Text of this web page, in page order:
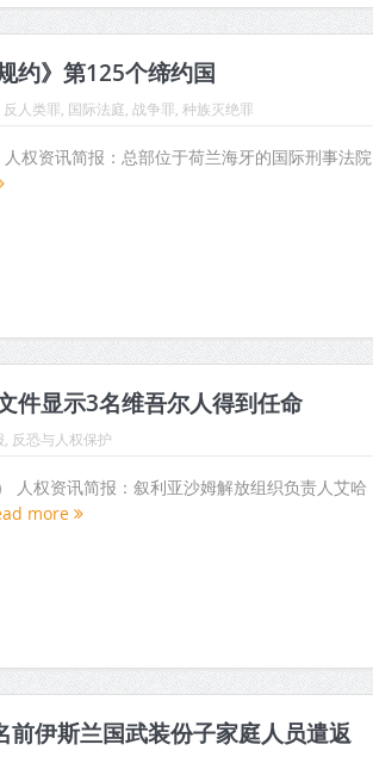
约》第125个缔约国
反人类罪 国际法庭 战争罪 种族灭绝罪
权资讯简报：总部位于荷兰海牙的国际刑事法院
件显示3名维吾尔人得到任命
反恐与人权保护
人权资讯简报：叙利亚沙姆解放组织负责人艾哈
more
前伊斯兰国武装份子家庭人员遣返